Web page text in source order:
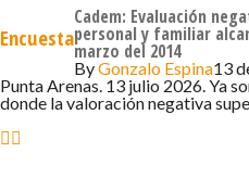
Nicholls con 2% y Eduardo
votaría, no sabe o no
En expectativa presidencial,
será el próximo presidente
Encuesta
Cadem: Evaluación
personal y familiar
marzo del 2014
ByGonzalo Espina13
Punta Arenas. 13 julio 2026. Ya
donde la valoración negativa